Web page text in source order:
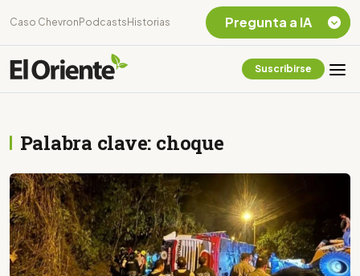
Caso Chevron Podcasts Historias
Suscribirse
Palabra clave: choque
Pregunta a IA
Amazonia Ecuatoriana
¿En que consiste la
tasa minera que rige en
Ecuador?